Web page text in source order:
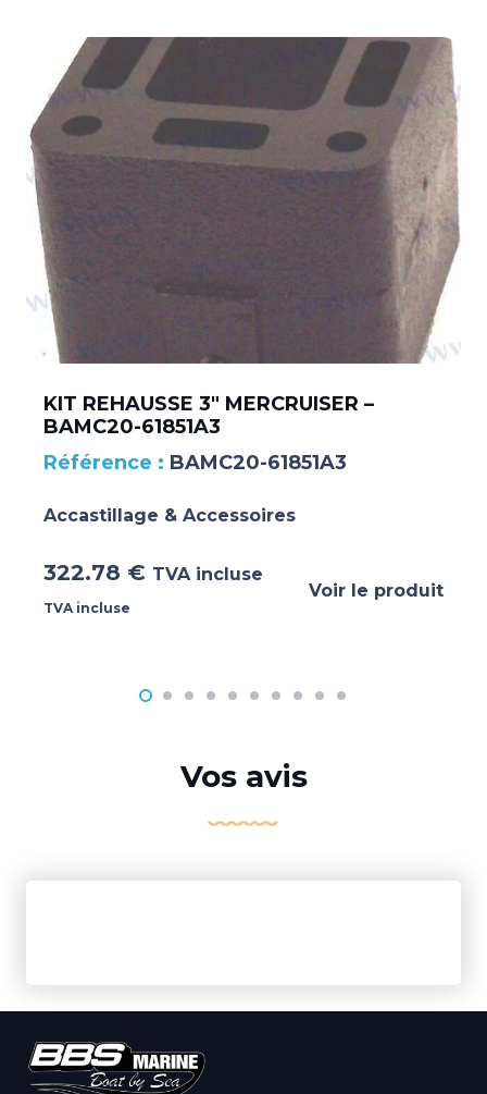
KIT REHAUSSE 3″ MERCRUISER –
BAMC20-61851A3
BAMC20-61851A3
Accastillage & Accessoires
322.78 € TVA incluse
TVA incluse
Voir le produit
Vos avis